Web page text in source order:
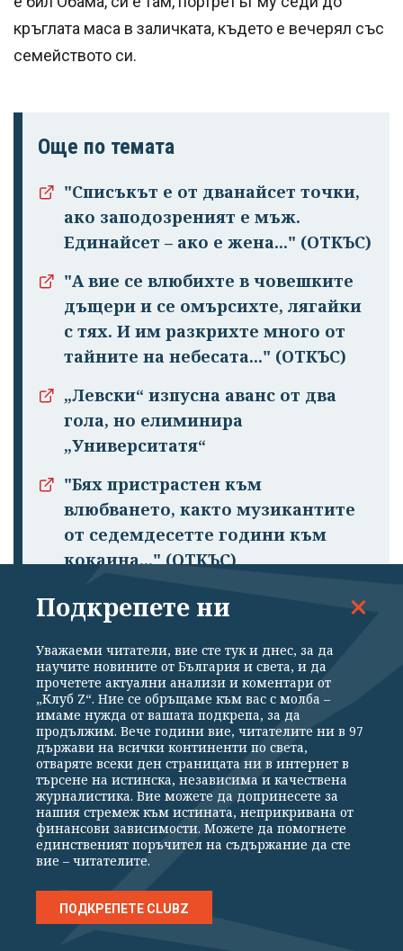
кръглата маса в заличката, където е вечерял със
семейството си.
Още по темата
"Списъкът е от дванайсет точки,
ако заподозреният е мъж.
Единайсет – ако е жена..." (ОТКЪС)
"А вие се влюбихте в чо­вешките
дъщери и се омърсихте, лягайки
с тях. И им раз­крихте много от
тайните на небесата..." (ОТКЪС)
„Левски“ изпусна аванс от два
гола, но елиминира
„Университатя“
"Бях пристрастен към
влюбването, както музикантите
от седемдесетте години към
кокаина..." (ОТКЪС)
Подкрепете ни
Уважаеми читатели, вие сте тук и днес, за да
научите новините от България и света, и да
прочетете актуални анализи и коментари от
„Клуб Z“. Ние се обръщаме към вас с молба –
имаме нужда от вашата подкрепа, за да
продължим. Вече години вие, читателите ни
в 97 държави на всички континенти по света,
отваряте всеки ден страницата ни в интернет
в търсене на истинска, независима и
допринесете за нашия стремеж към
истината, неприкривана от финансови
зависимости. Можете да помогнете
Подкрепете ни
Уважаеми читатели, вие сте тук и днес, за да
научите новините от България и света, и да
прочетете актуални анализи и коментари от
„Клуб Z“. Ние се обръщаме към вас с молба –
имаме нужда от вашата подкрепа, за да
продължим. Вече години вие, читателите ни в 97
държави на всички континенти по света,
отваряте всеки ден страницата ни в интернет в
търсене на истинска, независима и качествена
журналистика. Вие можете да допринесете за
нашия стремеж към истината, неприкривана от
финансови зависимости. Можете да помогнете
единственият поръчител на съдържание да сте
вие – читателите.
ПОДКРЕПЕТЕ CLUBZ